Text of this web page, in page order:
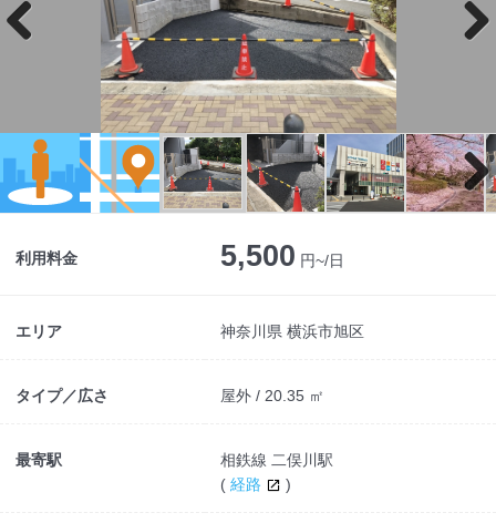
Next
利用料金 5,500 円~/日
エリア 神奈川県 横浜市旭区
タイプ／広さ 屋外 / 20.35 ㎡
最寄駅
相鉄線 二俣川駅
( 経路 )